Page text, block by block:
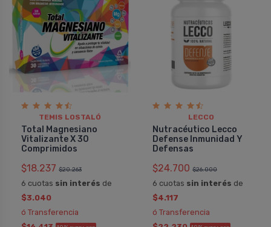
TEMIS LOSTALÓ
Total Magnesiano
Vitalizante X 30
Comprimidos
$18.237 $20.263
6 cuotas sin interés de
$3.040
ó Transferencia
LECCO
Nutracéutico Lecco
Defense Inmunidad Y
Defensas
$24.700 $26.000
6 cuotas sin interés de
$4.117
ó Transferencia